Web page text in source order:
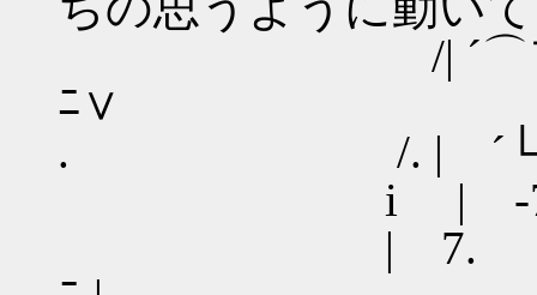
/| ´⌒フ （´
ﾆ∨
. /. | ´└───┴┘
i |ゝ-7｀
| 7. , ∨三三